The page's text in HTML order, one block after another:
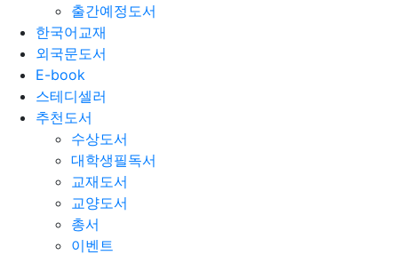
출간예정도서
한국어교재
외국문도서
E-book
스테디셀러
추천도서
수상도서
대학생필독서
교재도서
교양도서
총서
이벤트